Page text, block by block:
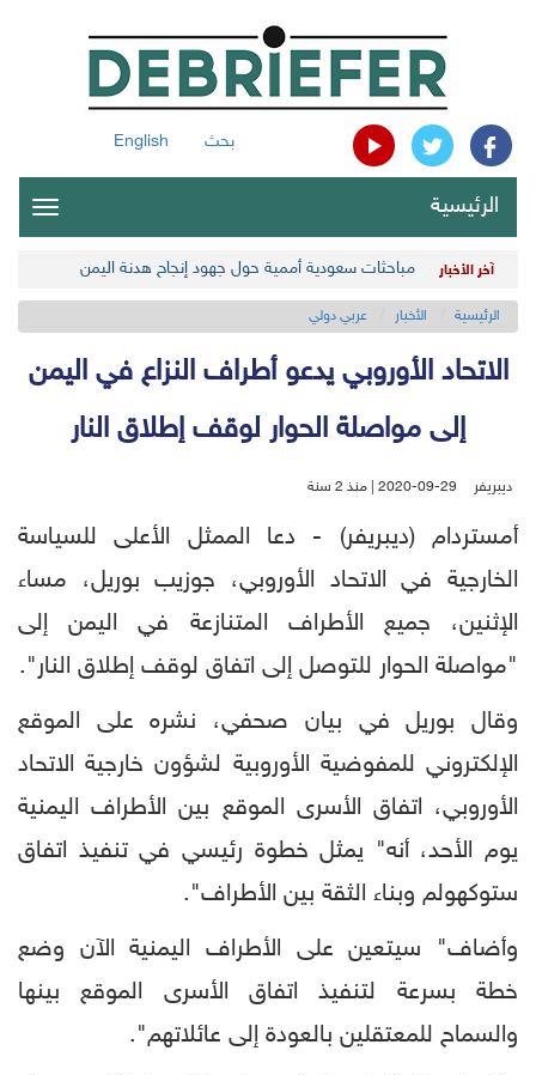
بحث English
الرئيسية
آخر الأخبار مباحثات سعودية أممية حول جهود إنجاح هدنة اليمن
الرئيسية الأخبار عربي دولي
الاتحاد الأوروبي يدعو أطراف النزاع في اليمن
إلى مواصلة الحوار لوقف إطلاق النار
ديبريفر 2020-09-29 | منذ 2 سنة
أمستردام (ديبريفر) - دعا الممثل الأعلى للسياسة
الخارجية في الاتحاد الأوروبي، جوزيب بوريل، مساء
الإثنين، جميع الأطراف المتنازعة في اليمن إلى
"مواصلة الحوار للتوصل إلى اتفاق لوقف إطلاق النار".
وقال بوريل في بيان صحفي، نشره على الموقع
الإلكتروني للمفوضية الأوروبية لشؤون خارجية الاتحاد
الأوروبي، اتفاق الأسرى الموقع بين الأطراف اليمنية
يوم الأحد، أنه" يمثل خطوة رئيسي في تنفيذ اتفاق
ستوكهولم وبناء الثقة بين الأطراف".
وأضاف" سيتعين على الأطراف اليمنية الآن وضع
خطة بسرعة لتنفيذ اتفاق الأسرى الموقع بينها
والسماح للمعتقلين بالعودة إلى عائلاتهم".